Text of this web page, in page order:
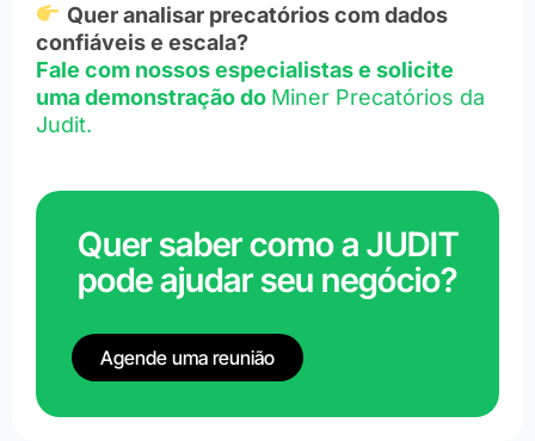
Quer analisar precatórios com dados
confiáveis e escala?
Fale com nossos especialistas e solicite
uma demonstração do Miner Precatórios da
Judit.
Quer saber como a JUDIT
pode ajudar seu negócio?
Agende uma reunião